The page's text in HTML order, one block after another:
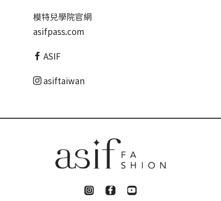
模特兒學院官網
asifpass.com
ASIF
asiftaiwan